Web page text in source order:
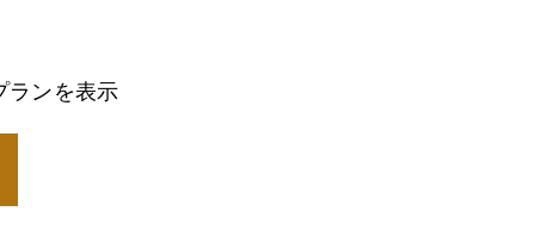
ランを表示